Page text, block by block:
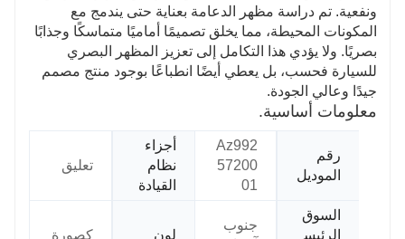
ونفعية. تم دراسة مظهر الدعامة بعناية حتى يندمج مع
المكونات المحيطة، مما يخلق تصميمًا أماميًا متماسكًا وجذابًا
بصريًا. ولا يؤدي هذا التكامل إلى تعزيز المظهر البصري
للسيارة فحسب، بل يعطي أيضًا انطباعًا بوجود منتج مصمم
جيدًا وعالي الجودة.
معلومات أساسية.
رقم
الموديل
Az992
57200
01
أجزاء
نظام
القيادة
تعليق
السوق
الرئيس
جنوب
لون كصورة